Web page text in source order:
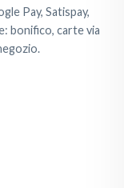
Pay, Satispay,
bonifico, carte via